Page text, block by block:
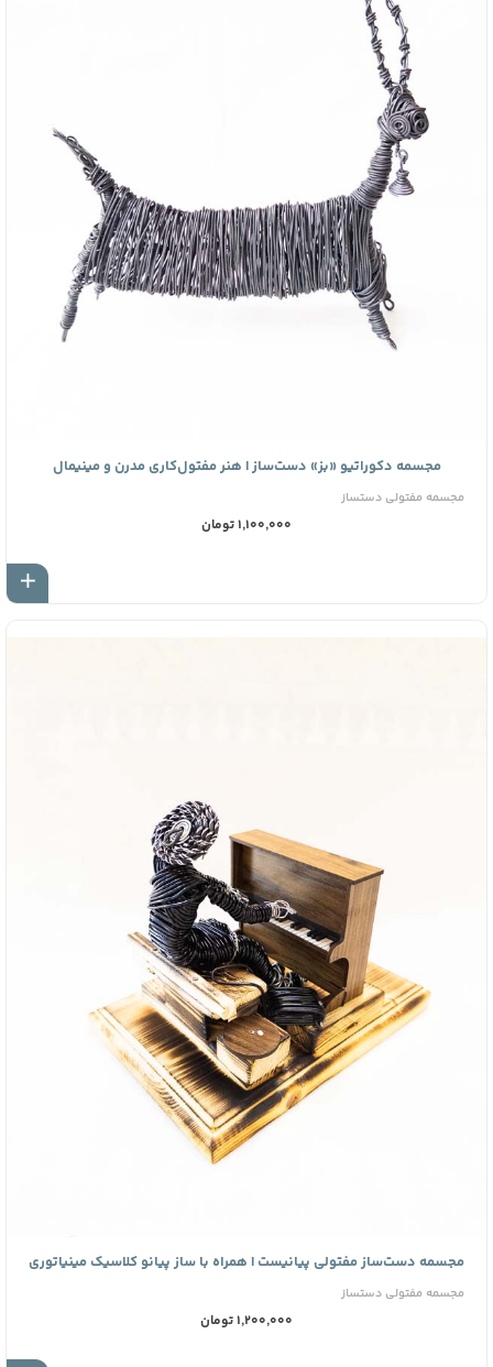
مجسمه دکوراتیو «بز» دست‌ساز | هنر مفتول‌کاری مدرن و مینیمال
مجسمه مفتولی دستساز
1,100,000 تومان
مجسمه دست‌ساز مفتولی پیانیست | همراه با ساز پیانو کلاسیک مینیاتوری
مجسمه مفتولی دستساز
1,200,000 تومان